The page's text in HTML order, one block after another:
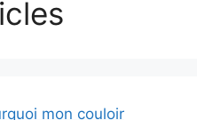
mon couloir